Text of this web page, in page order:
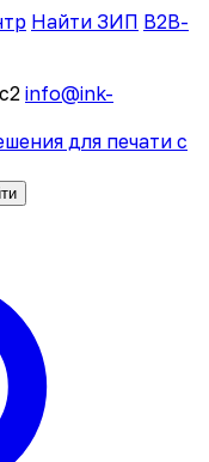
Найти ЗИП B2B-
info@ink-
для печати с